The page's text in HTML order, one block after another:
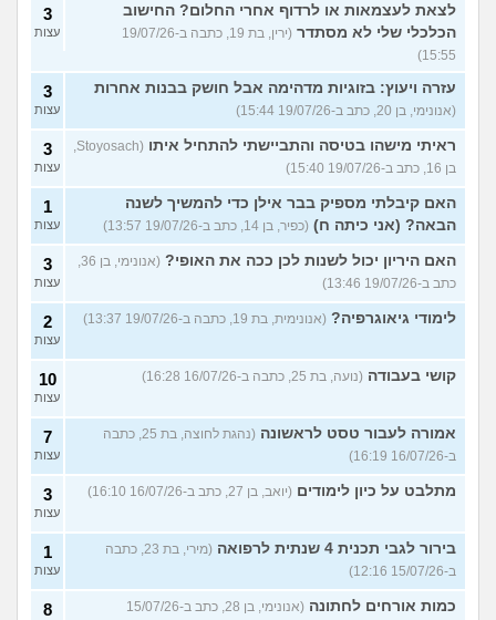
לצאת לעצמאות או לרדוף אחרי החלום? החישוב
הכלכלי שלי לא מסתדר
(ירין, בת 19, כתבה ב-19/07/26
15:55)
3
עצות
עזרה ויעוץ: בזוגיות מדהימה אבל חושק בבנות אחרות
(אנונימי, בן 20, כתב ב-19/07/26 15:44)
3
עצות
ראיתי מישהו בטיסה והתביישתי להתחיל איתו
(Stoyosach,
בן 16, כתב ב-19/07/26 15:40)
3
עצות
האם קיבלתי מספיק בבר אילן כדי להמשיך לשנה
הבאה? (אני כיתה ח) (כפיר, בן 14, כתב ב-19/07/26 13:57)
1
עצות
האם היריון יכול לשנות לכן ככה את האופי?
(אנונימי, בן 36,
כתב ב-19/07/26 13:46)
3
עצות
לימודי גיאוגרפיה? (אנונימית, בת 19, כתבה ב-19/07/26 13:37) 2
עצות
קושי בעבודה (נועה, בת 25, כתבה ב-16/07/26 16:28) 10
עצות
אמורה לעבור טסט לראשונה
(נהגת לחוצה, בת 25, כתבה
ב-16/07/26 16:19)
7
עצות
מתלבט על כיון לימודים (יואב, בן 27, כתב ב-16/07/26 16:10) 3
עצות
בירור לגבי תכנית 4 שנתית לרפואה
(מירי, בת 23, כתבה
ב-15/07/26 12:16)
1
עצות
כמות אורחים לחתונה (אנונימי, בן 28, כתב ב-15/07/26 8